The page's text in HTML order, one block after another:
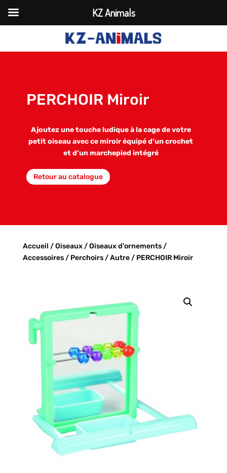
PERCHOIR Miroir
Ajoutez une touche ludique à la cage de votre
petit oiseau avec ce miroir équipé d’un crochet
et d’un marchepied intégré
Retour au catalogue
Accueil /Oiseaux/Oiseaux d'ornements/
Accessoires/ Perchoirs/Autre/ PERCHOIR Miroir
KZ Animals